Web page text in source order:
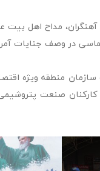
مداح اهل
در وصف جنایات
منطقه ویژه
صنعت